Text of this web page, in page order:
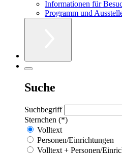
Informationen für
Programm und
Suche
Suchbegriff
Sternchen (*)
Volltext
Personen/Einrichtungen
Volltext + Personen/